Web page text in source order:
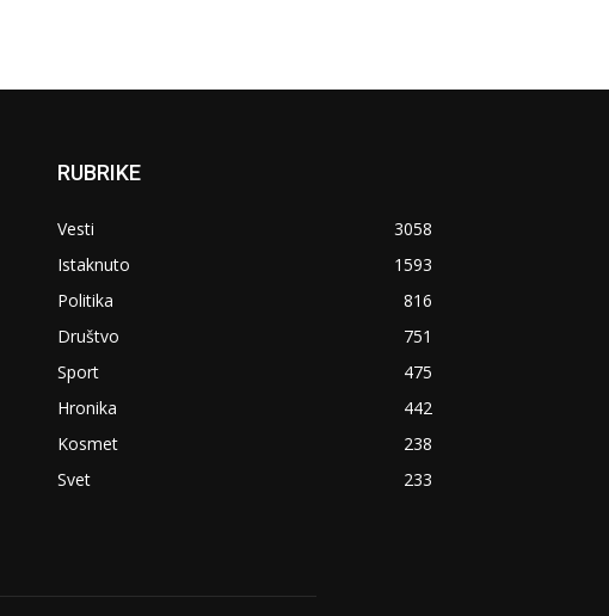
RUBRIKE
Vesti
3058
Istaknuto
1593
Politika
816
Društvo
751
Sport
475
Hronika
442
Kosmet
238
Svet
233